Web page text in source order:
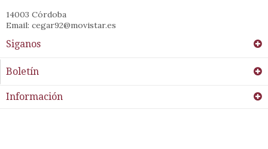
14003 Córdoba
Email: cegar92@movistar.es
Siganos
Boletín
Información